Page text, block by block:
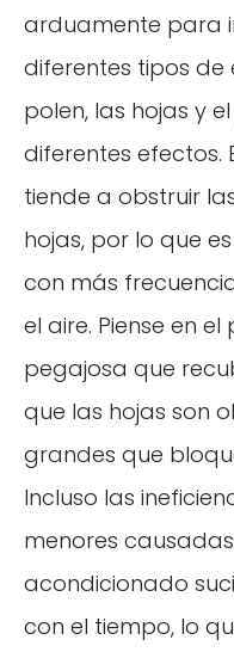
arduamente para
diferentes tipos de
polen, las hojas y
diferentes efectos.
tiende a obstruir
hojas, por lo que
con más
el aire. Piense en
pegajosa que
que las hojas son
grandes que
Incluso las
menores
acondicionado
con el tiempo, lo